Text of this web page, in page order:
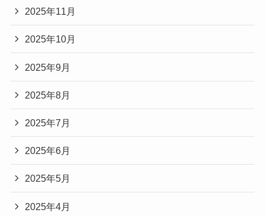
2025年11月
2025年10月
2025年9月
2025年8月
2025年7月
2025年6月
2025年5月
2025年4月